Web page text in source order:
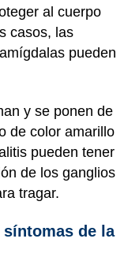
al cuerpo
casos, las
pueden
y se ponen de
de color amarillo
pueden tener
de los ganglios
tragar.
de la